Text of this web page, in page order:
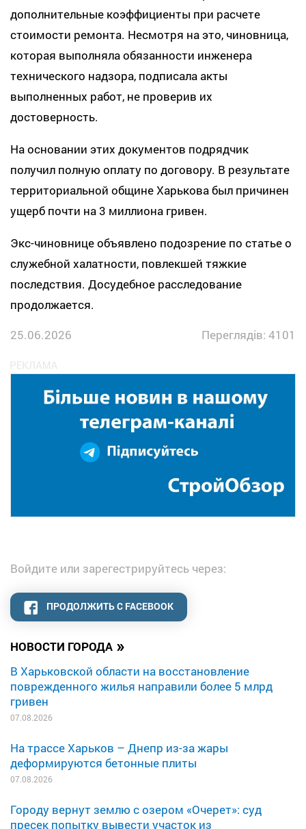
НОВОСТИ ГОРОДА »
В Харьковской области на восстановление
поврежденного жилья направили более 5 млрд
гривен
07.08.2026
На трассе Харьков – Днепр из-за жары
деформируются бетонные плиты
07.08.2026
Городу вернут землю с озером «Очерет»: суд
пресек попытку вывести участок из
дополнительные коэффициенты при расчете
стоимости ремонта. Несмотря на это, чиновница,
которая выполняла обязанности инженера
технического надзора, подписала акты
выполненных работ, не проверив их
достоверность.
На основании этих документов подрядчик
получил полную оплату по договору. В результате
территориальной общине Харькова был причинен
ущерб почти на 3 миллиона гривен.
Экс-чиновнице объявлено подозрение по статье о
служебной халатности, повлекшей тяжкие
последствия. Досудебное расследование
продолжается.
25.06.2026
Переглядів: 4101
Войдите или зарегестрируйтесь через:
ПРОДОЛЖИТЬ С FACEBOOK